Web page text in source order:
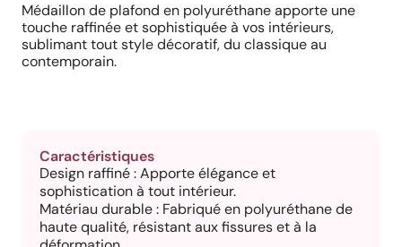
Médaillon de plafond en polyuréthane apporte une
touche raffinée et sophistiquée à vos intérieurs,
sublimant tout style décoratif, du classique au
contemporain.
Caractéristiques
Design raffiné : Apporte élégance et
sophistication à tout intérieur.
Matériau durable : Fabriqué en polyuréthane de
haute qualité, résistant aux fissures et à la